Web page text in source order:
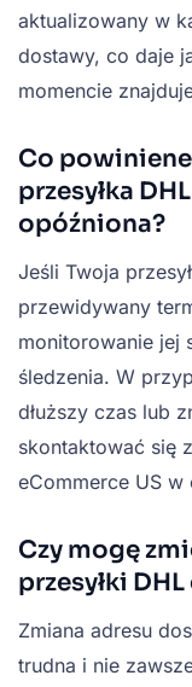
aktualizowany w
dostawy, co daje
momencie
Co
przesyłka
opóźniona?
Jeśli Twoja
przewidywany
monitorowanie jej
śledzenia. W
dłuższy czas lub
skontaktować się
eCommerce US
Czy mogę
przesyłki
Zmiana adresu
trudna i nie